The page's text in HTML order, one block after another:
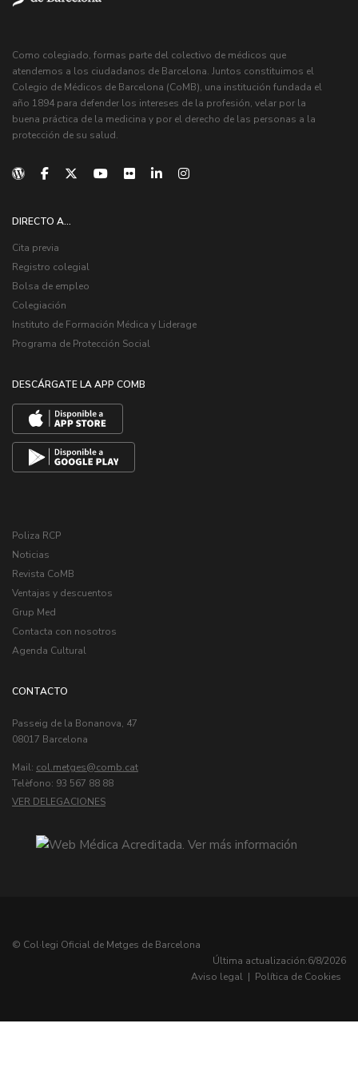
Como colegiado, formas parte del colectivo de médicos que
atendemos a los ciudadanos de Barcelona. Juntos constituimos el
Colegio de Médicos de Barcelona (CoMB), una institución fundada el
año 1894 para defender los intereses de la profesión, velar por la
buena práctica de la medicina y por el derecho de las personas a la
protección de su salud.
DIRECTO A...
Cita previa
Registro colegial
Bolsa de empleo
Colegiación
Instituto de Formación Médica y Liderage
Programa de Protección Social
DESCÁRGATE LA APP COMB
Poliza RCP
Noticias
Revista CoMB
Ventajas y descuentos
Grup Med
Contacta con nosotros
Agenda Cultural
CONTACTO
Passeig de la Bonanova, 47
08017 Barcelona
Mail: col.metges
Telèfono: 93 567 88 88
VER DELEGACIONES
© Col·legi Oficial de Metges de Barcelona
Última actualización:6/8/2026
Aviso legal | Política de Cookies